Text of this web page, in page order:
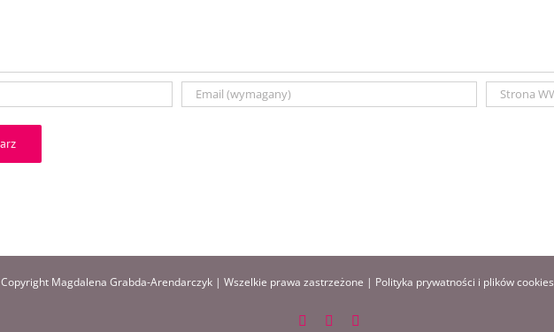
Copyright Magdalena Grabda-Arendarczyk | Wszelkie prawa zastrzeżone | Polityka prywatności i plików cookies
FacebookInstagram